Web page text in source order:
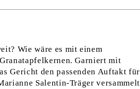
Wie wäre es mit einem
Garniert mit
Gericht den passenden Auftakt für
Salentin-Träger versammelt